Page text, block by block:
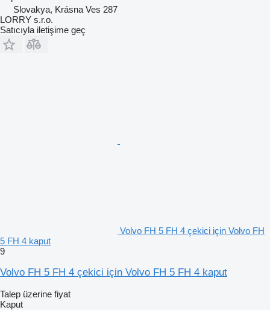
Slovakya, Krásna Ves 287
LORRY s.r.o.
Satıcıyla iletişime geç
Volvo FH 5 FH 4 çekici için Volvo FH
5 FH 4 kaput
9
Volvo FH 5 FH 4 çekici için Volvo FH 5 FH 4 kaput
Talep üzerine fiyat
Kaput